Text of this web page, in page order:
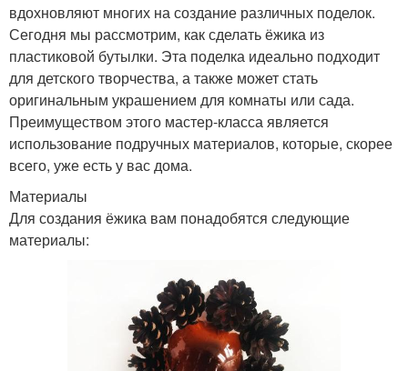
вдохновляют многих на создание различных поделок.
Сегодня мы рассмотрим, как сделать ёжика из
пластиковой бутылки. Эта поделка идеально подходит
для детского творчества, а также может стать
оригинальным украшением для комнаты или сада.
Преимуществом этого мастер-класса является
использование подручных материалов, которые, скорее
всего, уже есть у вас дома.
Материалы
Для создания ёжика вам понадобятся следующие
материалы: